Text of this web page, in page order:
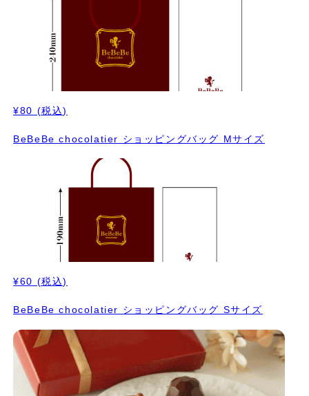
¥80 (税込)
BeBeBe chocolatier ショッピングバッグ Mサイズ
¥60 (税込)
BeBeBe chocolatier ショッピングバッグ Sサイズ